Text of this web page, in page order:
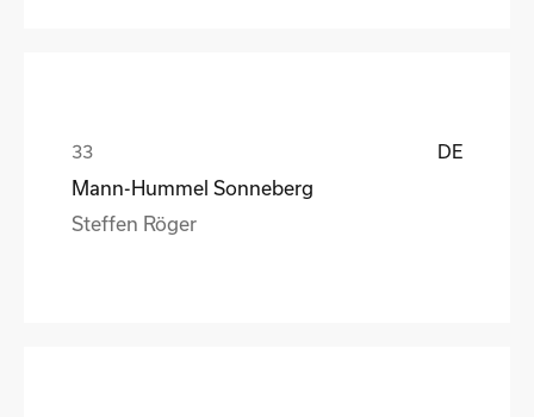
DE
Mann-Hummel Sonneberg
Steffen Röger